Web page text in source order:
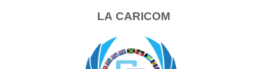
LA CARICOM